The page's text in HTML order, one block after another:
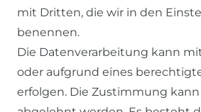
DATENSCHUTZERKLÄRUNG
IMPRESSUM
SERVICE
mit Dritten, die wir in den
benennen.
Die Datenverarbeitung kann
oder aufgrund eines
erfolgen. Die Zustimmung